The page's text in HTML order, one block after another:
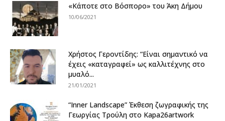
«Κάποτε στο Βόσπορο» του Άκη Δήμου
10/06/2021
Χρήστος Γεροντίδης: “Είναι σημαντικό να
έχεις «καταγραφεί» ως καλλιτέχνης στο
μυαλό...
21/01/2021
“Inner Landscape” Έκθεση ζωγραφικής της
Γεωργίας Τρούλη στο Kapa26artwork